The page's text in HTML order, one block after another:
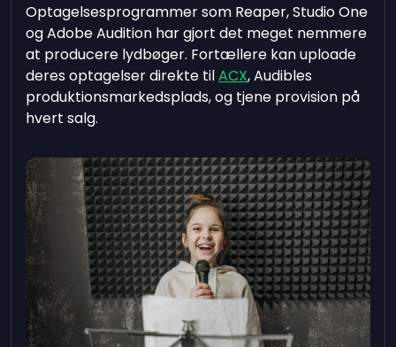
Optagelsesprogrammer som Reaper, Studio One
og Adobe Audition har gjort det meget nemmere
at producere lydbøger. Fortællere kan uploade
deres optagelser direkte tilACX, Audibles
produktionsmarkedsplads, og tjene provision på
hvert salg.